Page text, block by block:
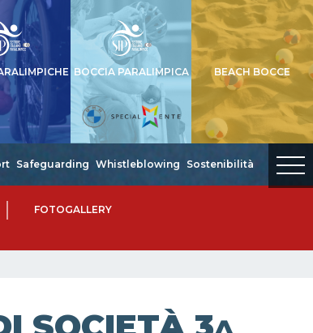
BOCCIA PARALIMPICA BEACH BOCCE
Safeguarding Whistleblowing Sostenibilità
FOTOGALLERY